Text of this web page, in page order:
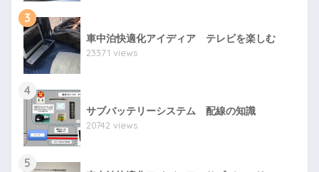
3
車中泊快適化アイディア テレビを楽しむ
23371 views
4
サブバッテリーシステム 配線の知識
20742 views
5